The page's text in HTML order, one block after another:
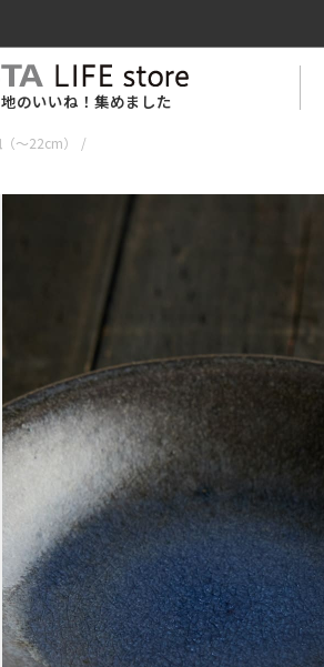
のいいね！集めました
〜22cm） /